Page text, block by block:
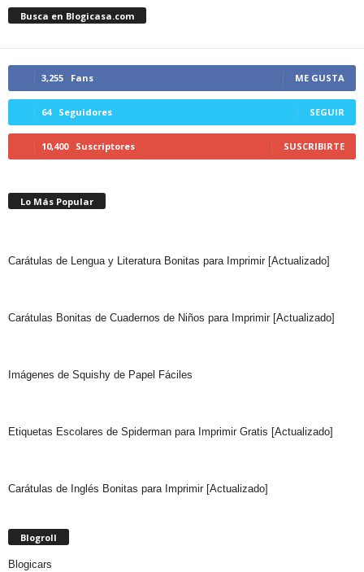
Busca en Blogicasa.com
3,255 Fans ME GUSTA
64 Seguidores SEGUIR
10,400 Suscriptores SUSCRIBIRTE
Lo Más Popular
Carátulas de Lengua y Literatura Bonitas para Imprimir [Actualizado]
Carátulas Bonitas de Cuadernos de Niños para Imprimir [Actualizado]
Imágenes de Squishy de Papel Fáciles
Etiquetas Escolares de Spiderman para Imprimir Gratis [Actualizado]
Carátulas de Inglés Bonitas para Imprimir [Actualizado]
Blogroll
Blogicars